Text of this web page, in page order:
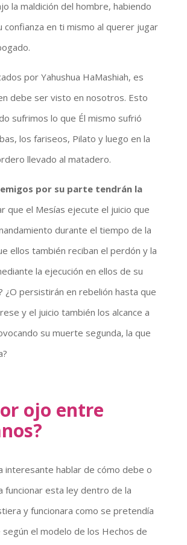
la maldición del hombre, habiendo
en ti mismo al querer jugar
por Yahushua HaMashiah, es
debe ser visto en nosotros. Esto
sufrimos lo que Él mismo sufrió
los fariseos, Pilato y luego en la
llevado al matadero.
por su parte tendrán la
que el Mesías ejecute el juicio que
durante el tiempo de la
ellos también reciban el perdón y la
la ejecución en ellos de su
¿O persistirán en rebelión hasta que
y el juicio también los alcance a
su muerte segunda, la que
ojo entre
interesante hablar de cómo debe o
funcionar esta ley dentro de la
y funcionara como se pretendía
el modelo de los Hechos de